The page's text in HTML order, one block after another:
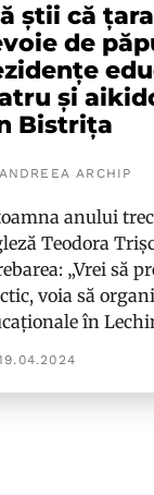
știi că
de
și
Bistrița
ARCHIP
anului
Teodora
„Vrei să
voia să
în